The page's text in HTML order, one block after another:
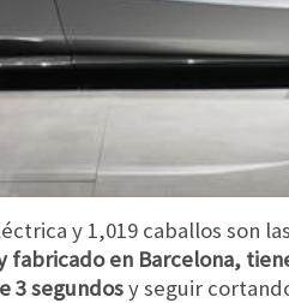
y 1,019 caballos son
fabricado en Barcelona,
3 segundosy seguir